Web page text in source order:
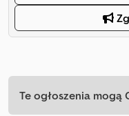
Te ogłoszenia mogą